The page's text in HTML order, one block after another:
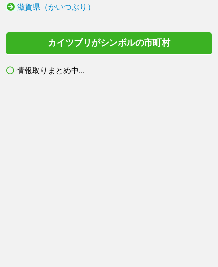
滋賀県（かいつぶり）
カイツブリがシンボルの市町村
情報取りまとめ中...